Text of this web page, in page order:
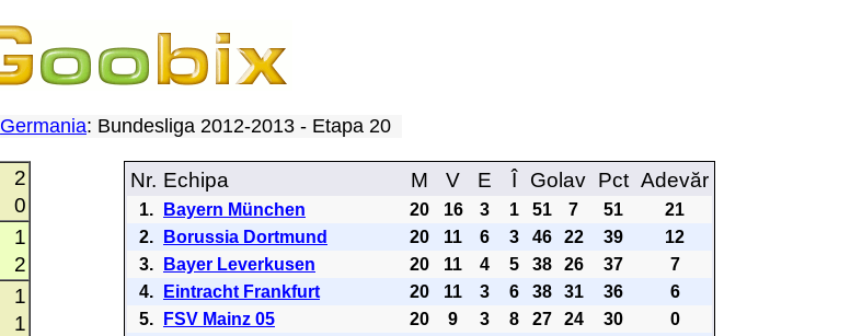
Germania: Bundesliga 2012-2013 - Etapa 20
2
0
1
2
1
1
Nr. Echipa M V E Î Golav Pct Adevăr
1. Bayern München 20 16 3 1 51 7 51
21
2.
Borussia Dortmund 20 11 6 3 46 22 39
12
3.
Bayer Leverkusen 20 11 4 5 38 26 37
7
4.
Eintracht Frankfurt 20 11 3 6 38 31 36
6
5.
FSV Mainz 05 20 9 3 8 27 24 30
0